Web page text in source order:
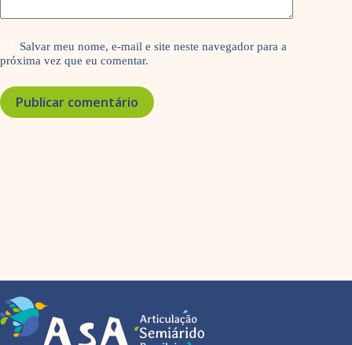
Salvar meu nome, e-mail e site neste navegador para a
próxima vez que eu comentar.
Publicar comentário